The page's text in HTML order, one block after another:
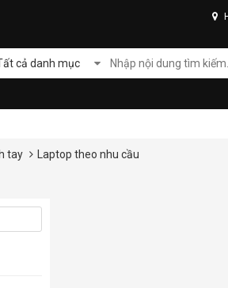
cả danh mục
tay Laptop theo nhu cầu